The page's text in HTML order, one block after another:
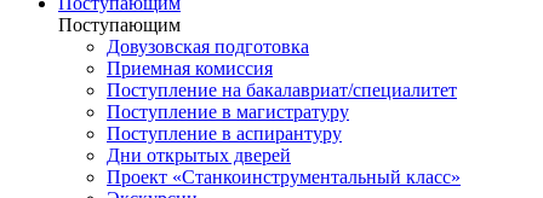
Поступающим
Довузовская подготовка
Приемная комиссия
Поступление на бакалавриат/специалитет
Поступление в магистратуру
Поступление в аспирантуру
Дни открытых дверей
Проект «Станкоинструментальный класс»